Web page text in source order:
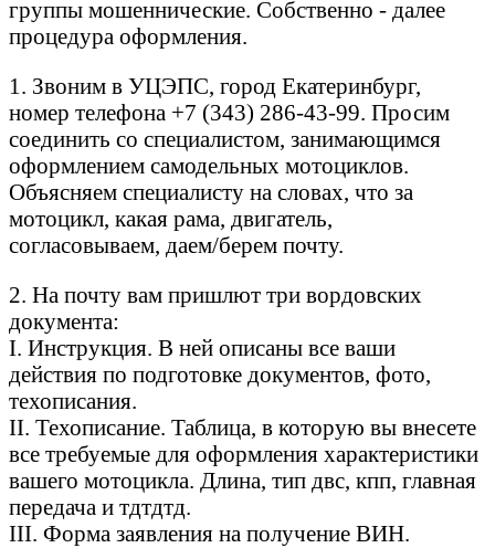
группы мошеннические. Собственно - далее
процедура оформления.
1. Звоним в УЦЭПС, город Екатеринбург,
номер телефона +7 (343) 286-43-99. Просим
соединить со специалистом, занимающимся
оформлением самодельных мотоциклов.
Объясняем специалисту на словах, что за
мотоцикл, какая рама, двигатель,
согласовываем, даем/берем почту.
2. На почту вам пришлют три вордовских
документа:
I. Инструкция. В ней описаны все ваши
действия по подготовке документов, фото,
техописания.
II. Техописание. Таблица, в которую вы внесете
все требуемые для оформления характеристики
вашего мотоцикла. Длина, тип двс, кпп, главная
передача и тдтдтд.
III. Форма заявления на получение ВИН.